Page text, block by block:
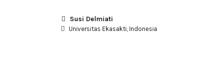
Susi Delmiati
Universitas Ekasakti, Indonesia